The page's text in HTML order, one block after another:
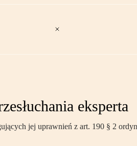
eksperta
jej uprawnień z art. 190 § 2